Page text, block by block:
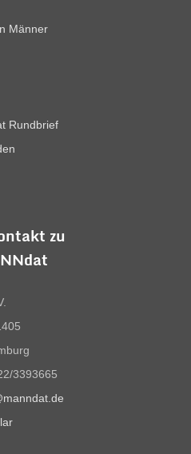
Männer
Rundbrief
zu
3393665